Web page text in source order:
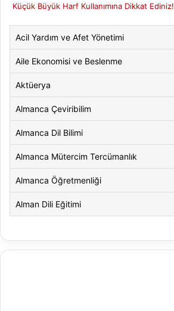
Küçük Büyük Harf Kullanımına Dikkat Ediniz!
Acil Yardım ve Afet Yönetimi
Aile Ekonomisi ve Beslenme
Aktüerya
Almanca Çeviribilim
Almanca Dil Bilimi
Almanca Mütercim Tercümanlık
Almanca Öğretmenliği
Alman Dili Eğitimi
Alman Kültürü ve Edebiyatı